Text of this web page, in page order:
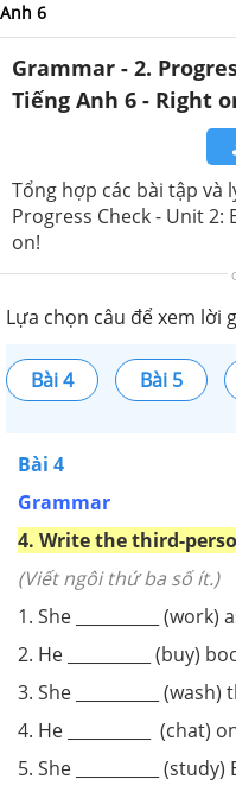
Anh 6
Grammar - 2.
Tiếng Anh 6 - Right
Tổng hợp các bài tập và
Progress Check - Unit 2:
on!
Lựa chọn câu để xem lời
Bài 4 Bài 5
Bài 4
Grammar
4. Write the third-
(Viết ngôi thứ ba số ít.)
1. She __________ (work)
2. He __________ (buy)
3. She __________
4. He __________ (chat)
5. She __________